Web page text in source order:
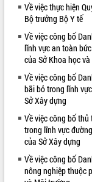
LIÊN KẾT WEB
Về việc thực hiện
Bộ trưởng Bộ Y tế
Về việc công bố
lĩnh vực an toàn
của Sở Khoa học
Về việc công bố
bãi bỏ trong lĩnh
Sở Xây dựng
Về việc công bố
trong lĩnh vực
của Sở Xây dựng
Về việc công bố
nông nghiệp thuộc